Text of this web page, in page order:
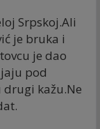
Srpskoj.Ali
je bruka i
je dao
pod
drugi kažu.Ne